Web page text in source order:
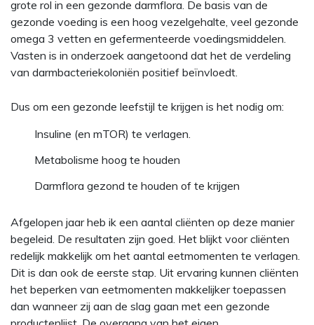
grote rol in een gezonde darmflora. De basis van de
gezonde voeding is een hoog vezelgehalte, veel gezonde
omega 3 vetten en gefermenteerde voedingsmiddelen.
Vasten is in onderzoek aangetoond dat het de verdeling
van darmbacteriekoloniën positief beïnvloedt.
Dus om een gezonde leefstijl te krijgen is het nodig om:
Insuline (en mTOR) te verlagen.
Metabolisme hoog te houden
Darmflora gezond te houden of te krijgen
Afgelopen jaar heb ik een aantal cliënten op deze manier
begeleid. De resultaten zijn goed. Het blijkt voor cliënten
redelijk makkelijk om het aantal eetmomenten te verlagen.
Dit is dan ook de eerste stap. Uit ervaring kunnen cliënten
het beperken van eetmomenten makkelijker toepassen
dan wanneer zij aan de slag gaan met een gezonde